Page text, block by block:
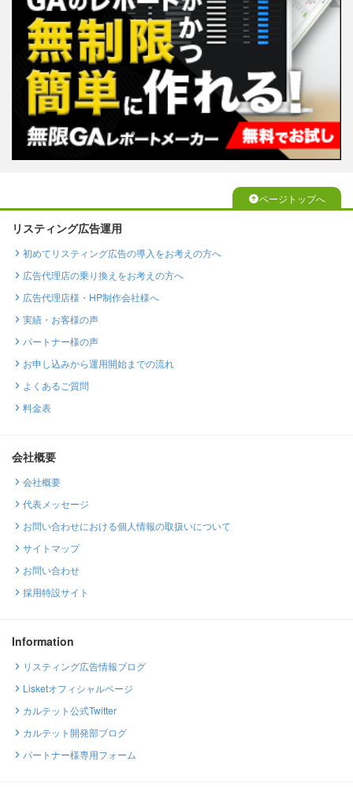
ページトップへ
リスティング広告運用
初めてリスティング広告の導入をお考えの方へ
広告代理店の乗り換えをお考えの方へ
広告代理店様・HP制作会社様へ
実績・お客様の声
パートナー様の声
お申し込みから運用開始までの流れ
よくあるご質問
料金表
会社概要
会社概要
代表メッセージ
お問い合わせにおける個人情報の取扱いについて
サイトマップ
お問い合わせ
採用特設サイト
Information
リスティング広告情報ブログ
Lisketオフィシャルページ
カルテット公式Twitter
カルテット開発部ブログ
パートナー様専用フォーム